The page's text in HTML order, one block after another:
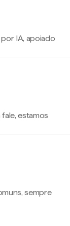
IA, apoiado
estamos
sempre